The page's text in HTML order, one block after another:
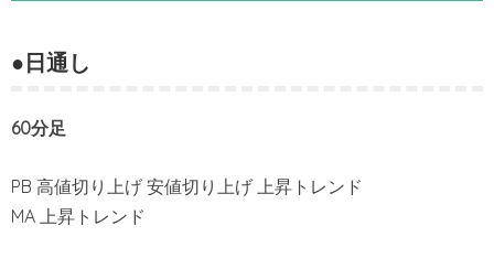
●日通し
60分足
PB 高値切り上げ 安値切り上げ 上昇トレンド
MA 上昇トレンド